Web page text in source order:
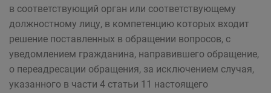
в соответствующий орган или соответствующему
должностному лицу, в компетенцию которых входит
решение поставленных в обращении вопросов, с
уведомлением гражданина, направившего обращение,
о переадресации обращения, за исключением случая,
указанного в части 4 статьи 11 настоящего